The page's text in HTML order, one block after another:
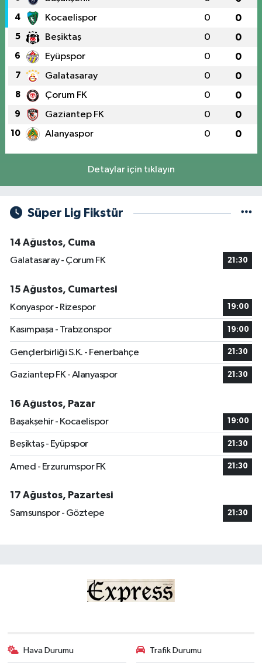
4 Kocaelispor 0 0
5 Beşiktaş 0 0
6 Eyüpspor 0 0
7 Galatasaray 0 0
8 Çorum FK 0 0
9 Gaziantep FK 0 0
10 Alanyaspor 0 0
Detaylar için tıklayın
Süper Lig Fikstür
14 Ağustos, Cuma
Galatasaray - Çorum FK
21:30
15 Ağustos, Cumartesi
Konyaspor - Rizespor
19:00
Kasımpaşa - Trabzonspor 19:00
Gençlerbirliği S.K. - Fenerbahçe 21:30
Gaziantep FK - Alanyaspor 21:30
16 Ağustos, Pazar
Başakşehir - Kocaelispor
19:00
Beşiktaş - Eyüpspor 21:30
Amed - Erzurumspor FK 21:30
17 Ağustos, Pazartesi
Samsunspor - Göztepe
21:30
Hava Durumu Trafik Durumu